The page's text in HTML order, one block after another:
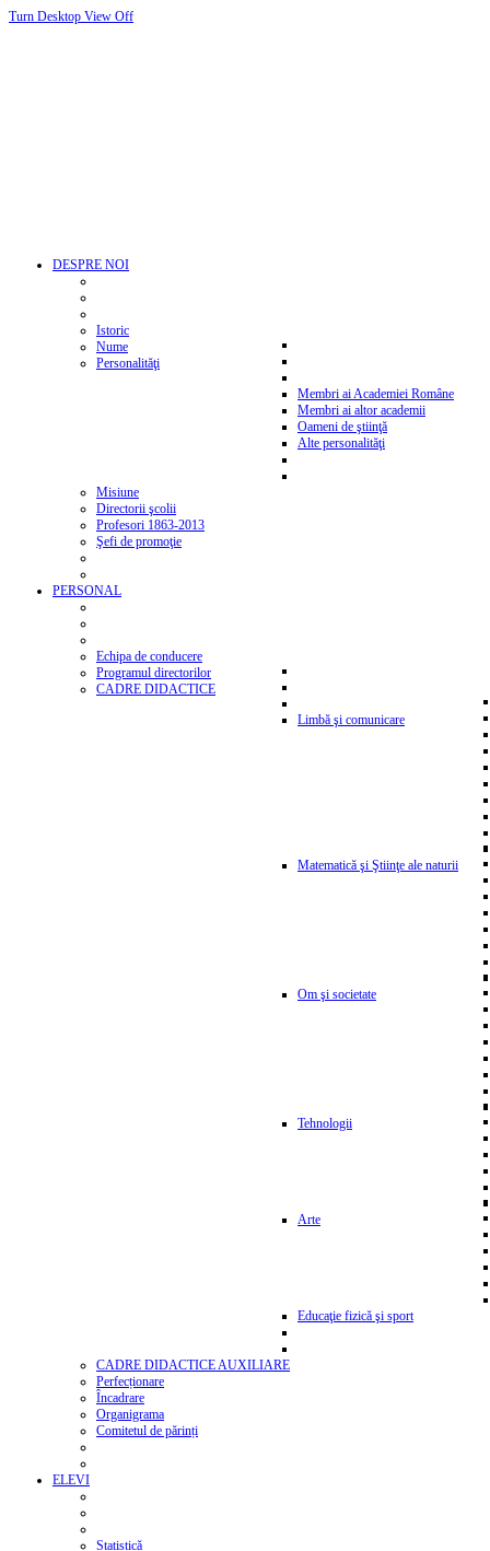
Turn Desktop View Off
DESPRE NOI
Istoric
Nume
Personalităţi
Membri ai Academiei Române
Membri ai altor academii
Oameni de ştiinţă
Alte personalităţi
Misiune
Directorii şcolii
Profesori 1863-2013
Şefi de promoţie
PERSONAL
Echipa de conducere
Programul directorilor
CADRE DIDACTICE
Limbă şi comunicare
Matematică şi Ştiinţe ale naturii
Om şi societate
Tehnologii
Arte
Educaţie fizică şi sport
CADRE DIDACTICE AUXILIARE
Perfecționare
Încadrare
Organigrama
Comitetul de părinți
ELEVI
Statistică